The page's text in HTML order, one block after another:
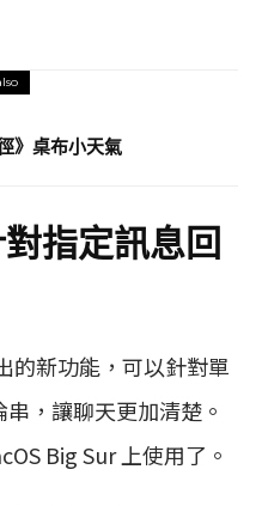
》桌布小天氣
指定訊息回
的新功能，可以針對單
，讓聊天更加清楚。
Big Sur 上使用了。